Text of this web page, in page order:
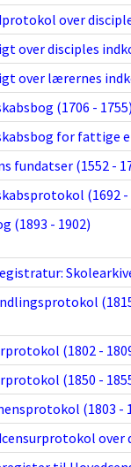
over
over disciples
over lærernes
(1706 -
for fattige
fundatser (1552 -
(1692 -
(1893 - 1902)
(1802 -
(1850 -
(1803 -
over